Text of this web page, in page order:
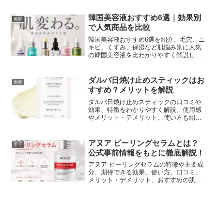
美容
韓国美容液おすすめ6選｜効果別
で人気商品を比較
韓国美容液おすすめ6選を紹介。毛穴、ニ
キビ、くすみ、保湿など肌悩み別に人気
の韓国美容液を比わかりやすく解説しま
美容
ダルバ日焼け止めスティックはお
すすめ？メリットを解説
ダルバ日焼け止めスティックの口コミや
効果、特徴をわかりやすく解説。使用感
やメリット・デメリット、使い方も紹介
美容
アヌア ピーリングセラムとは？
公式事前情報をもとに徹底解説！
アヌア ピーリングセラムの特徴や主要成
分、期待できる効果、使い方、口コミ、
メリット・デメリット、おすすめの肌質